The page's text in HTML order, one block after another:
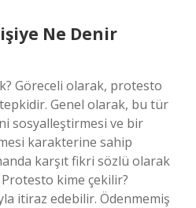
Ne Denir
Göreceli olarak, protesto
Genel olarak, bu tür
sosyalleştirmesi ve bir
karakterine sahip
karşıt fikri sözlü olarak
kime çekilir?
itiraz edebilir. Ödenmemiş